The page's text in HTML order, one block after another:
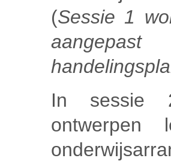
(Sessie 1
In sessie
ontwerpen